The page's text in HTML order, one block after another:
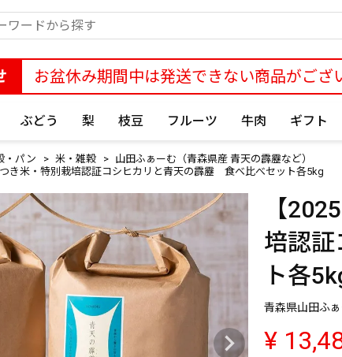
お盆休み期間中は発送できない商品がござ
ぶどう 梨 枝豆 フルーツ 牛肉 ギフト
・パン 米・雑穀
山田ふぁーむ（青森県産 青天の霹靂など）
つき米・特別栽培認証コシヒカリと青天の霹靂 食べ比べセット各5kg
【
培認
ト各
青森県山田ふ
¥